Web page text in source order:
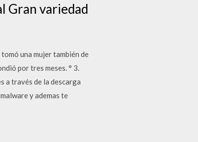
Gran variedad
una mujer también de
por tres meses. ° 3.
a través de la descarga
y ademas te